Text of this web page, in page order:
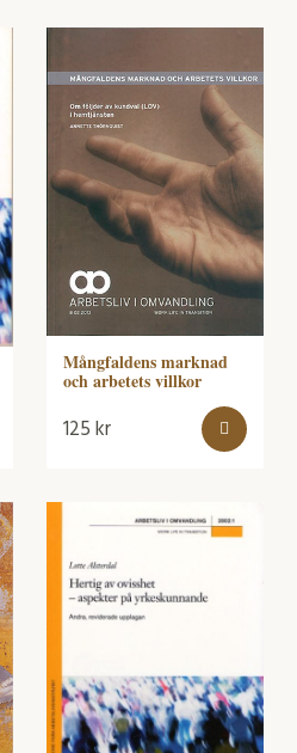
Mångfaldens marknad
och arbetets villkor
125kr